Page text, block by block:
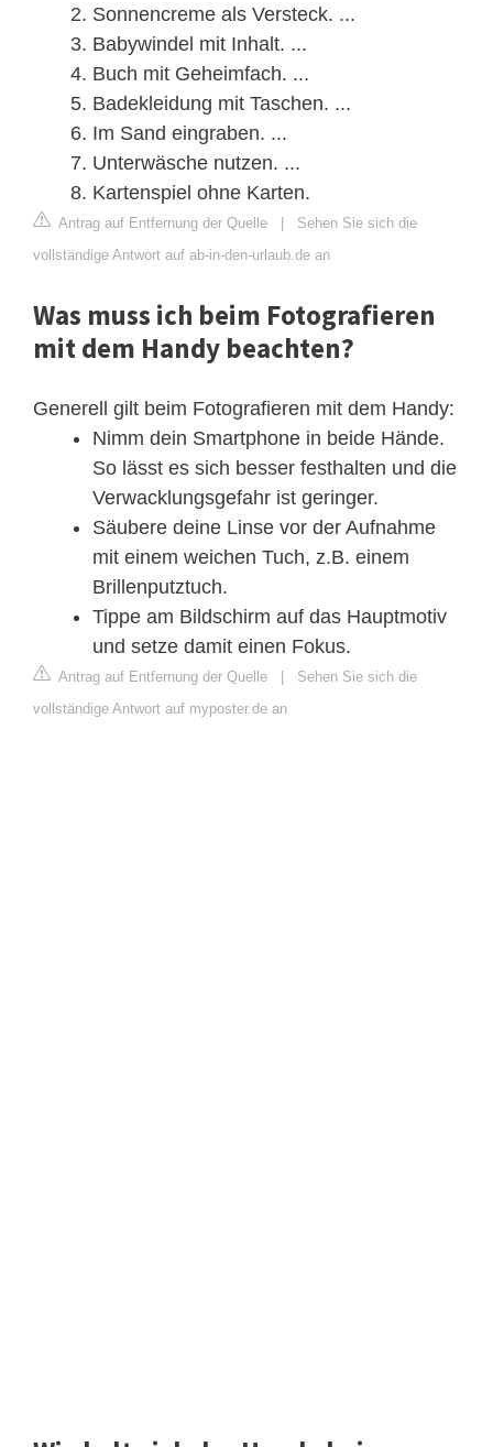
Sonnencreme als Versteck. ...
Babywindel mit Inhalt. ...
Buch mit Geheimfach. ...
Badekleidung mit Taschen. ...
Im Sand eingraben. ...
Unterwäsche nutzen. ...
Kartenspiel ohne Karten.
Antrag auf Entfernung der Quelle | Sehen Sie sich die
vollständige Antwort auf ab-in-den-urlaub.de an
Was muss ich beim Fotografieren
mit dem Handy beachten?
Generell gilt beim Fotografieren mit dem Handy:
Nimm dein Smartphone in beide Hände.
So lässt es sich besser festhalten und die
Verwacklungsgefahr ist geringer.
Säubere deine Linse vor der Aufnahme
mit einem weichen Tuch, z.B. einem
Brillenputztuch.
Tippe am Bildschirm auf das Hauptmotiv
und setze damit einen Fokus.
Antrag auf Entfernung der Quelle | Sehen Sie sich die
vollständige Antwort auf myposter.de an